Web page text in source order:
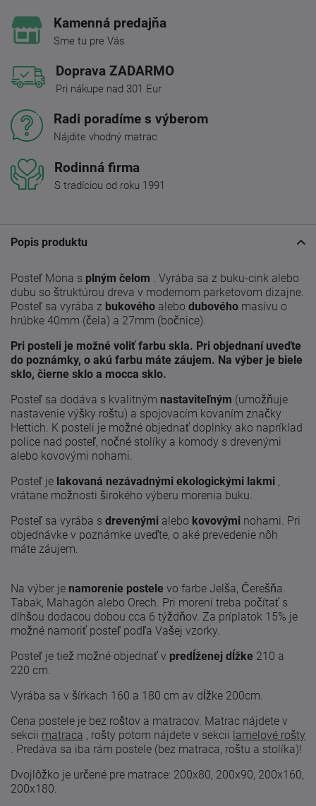
Kamenná predajňa
Sme tu pre Vás
Doprava ZADARMO
Pri nákupe nad 301 Eur
Radi poradíme s výberom
Nájdite vhodný matrac
Rodinná firma
S tradíciou od roku 1991
Popis produktu
Posteľ Mona s plným čelom . Vyrába sa z buku-cink alebo
dubu so štruktúrou dreva v modernom parketovom dizajne.
Posteľ sa vyrába z bukového alebo dubového masívu o
hrúbke 40mm (čela) a 27mm (bočnice).
Pri posteli je možné voliť farbu skla. Pri objednaní uveďte
do poznámky, o akú farbu máte záujem. Na výber je biele
sklo, čierne sklo a mocca sklo.
Posteľ sa dodáva s kvalitným nastaviteľným (umožňuje
nastavenie výšky roštu) a spojovacím kovaním značky
Hettich. K posteli je možné objednať doplnky ako napríklad
police nad posteľ, nočné stolíky a komody s drevenými
alebo kovovými nohami.
Posteľ je lakovaná nezávadnými ekologickými lakmi ,
vrátane možnosti širokého výberu morenia buku.
Posteľ sa vyrába s drevenými alebo kovovými nohami. Pri
objednávke v poznámke uveďte, o aké prevedenie nôh
máte záujem.
Na výber je namorenie postele vo farbe Jelša, Čerešňa.
Tabak, Mahagón alebo Orech. Pri morení treba počítať s
dlhšou dodacou dobou cca 6 týždňov. Za príplatok 15% je
možné namoriť posteľ podľa Vašej vzorky.
Posteľ je tiež možné objednať v predĺženej dĺžke 210 a
220 cm.
Vyrába sa v šírkach 160 a 180 cm av dĺžke 200cm.
Cena postele je bez roštov a matracov. Matrac nájdete v
sekcii matraca , rošty potom nájdete v sekcii lamelové rošty
. Predáva sa iba rám postele (bez matraca, roštu a stolíka)!
Dvojlôžko je určené pre matrace: 200x80, 200x90, 200x160,
200x180.